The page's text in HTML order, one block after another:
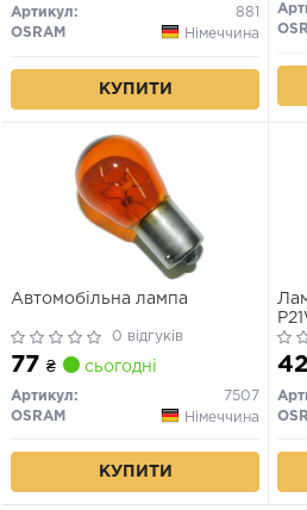
Артикул:
881
OSRAM
Німеччина
КУПИТИ
Автомобільна лампа
0 відгуків
77 ₴ сьогодні
Артикул:
7507
OSRAM
Німеччина
КУПИТИ
42